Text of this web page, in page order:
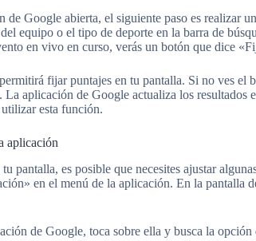
de Google abierta, el siguiente paso es realizar
equipo o el tipo de deporte en la barra de
en vivo en curso, verás un botón que dice
fijar puntajes en tu pantalla. Si no ves el
aplicación de Google actualiza los resultados
esta función.
aplicación
pantalla, es posible que necesites ajustar
en el menú de la aplicación. En la pantalla
de Google, toca sobre ella y busca la